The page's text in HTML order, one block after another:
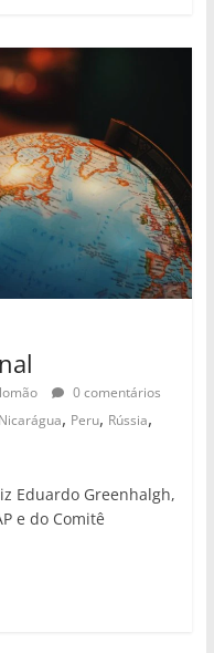
0 comentários
Nicarágua, Peru, Rússia,
Eduardo Greenhalgh,
e do Comitê